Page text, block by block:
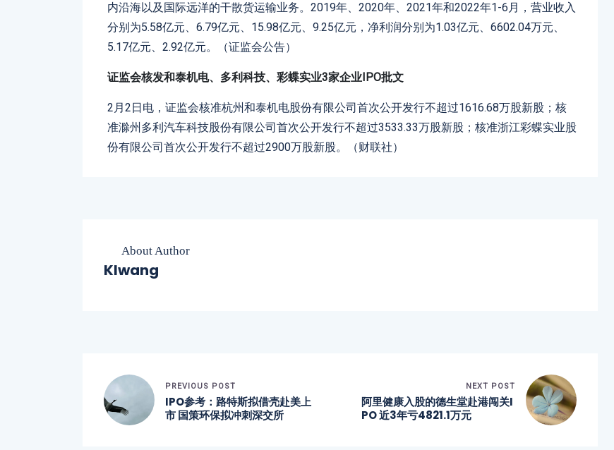
内沿海以及国际远洋的干散货运输业务。2019年、2020年、2021年和2022年1-6月，营业收入
分别为5.58亿元、6.79亿元、15.98亿元、9.25亿元，净利润分别为1.03亿元、6602.04万元、
5.17亿元、2.92亿元。（证监会公告）
证监会核发和泰机电、多利科技、彩蝶实业3家企业IPO批文
2月2日电，证监会核准杭州和泰机电股份有限公司首次公开发行不超过1616.68万股新股；核
准滁州多利汽车科技股份有限公司首次公开发行不超过3533.33万股新股；核准浙江彩蝶实业股
份有限公司首次公开发行不超过2900万股新股。（财联社）
About Author
Klwang
PREVIOUS POST
IPO参考：路特斯拟借壳赴美上
市 国策环保拟冲刺深交所
NEXT POST
阿里健康入股的德生堂赴港闯关I
PO 近3年亏4821.1万元